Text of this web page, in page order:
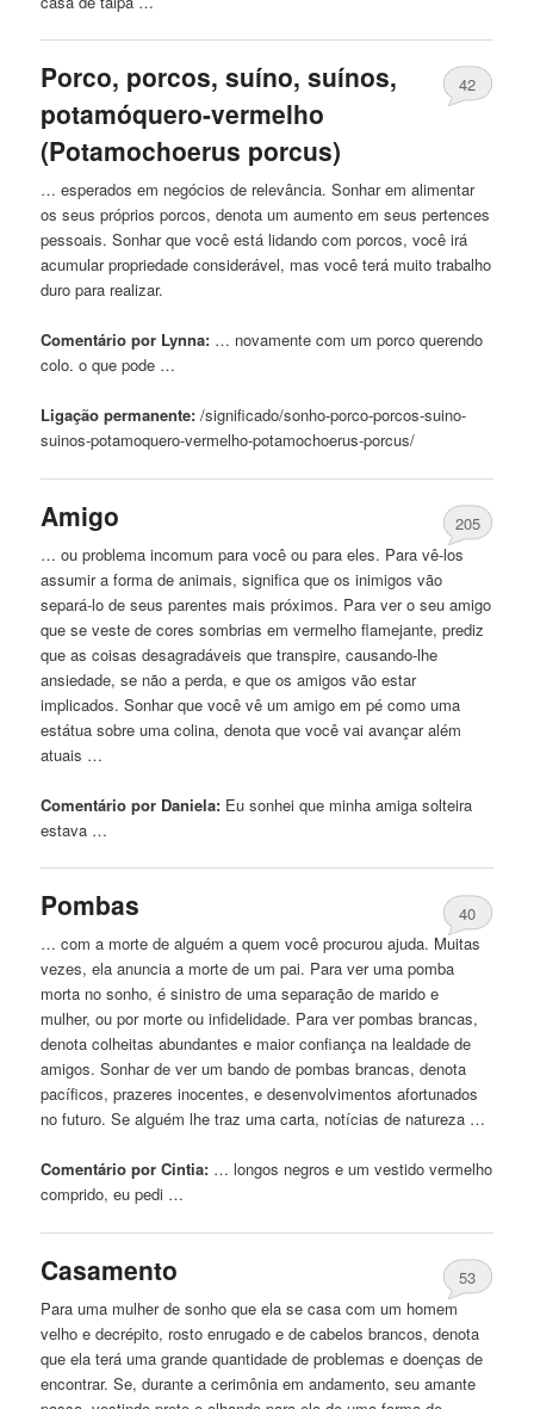
Porco, porcos, suíno, suínos,
potamóquero-vermelho
(Potamochoerus porcus)
42
… esperados em negócios de relevância. Sonhar em alimentar
os seus próprios porcos, denotaum aumento em seus pertences
pessoais. Sonharque você está lidando com porcos, você irá
acumular propriedade considerável, mas você terá muito trabalho
duro para realizar.
Comentário por Lynna: … novamente comum porco querendo
colo. oque pode …
Ligação permanente: /significado/sonho-porco-porcos-suino-
suinos-potamoquero-vermelho-potamochoerus-porcus/
Amigo
205
… ou problema incomum para você ou para eles. Para vê-los
assumir a forma de animais, significaque os inimigos vão
separá-lo de seus parentes mais próximos. Para ver o seu amigo
que se veste de cores sombrias emvermelho flamejante, prediz
que as coisas desagradáveis ​​que transpire, causando-lhe
ansiedade, se não a perda, eque os amigos vão estar
implicados. Sonharque você vêum amigo em pé como uma
estátua sobre uma colina, denotaque você vai avançar além
atuais …
Comentário por Daniela: Eu sonheique minha amiga solteira
estava …
Pombas
40
… com a morte de alguém a quem você procurou ajuda. Muitas
vezes, ela anuncia a morte deum pai. Para ver uma pomba
morta no sonho, é sinistro de uma separação de marido e
mulher, ou por morte ou infidelidade. Para ver pombas brancas,
denota colheitas abundantes e maior confiança na lealdade de
amigos. Sonhar de verum bando de pombas brancas, denota
pacíficos, prazeres inocentes, e desenvolvimentos afortunados
no futuro. Se alguém lhe traz uma carta, notícias de natureza …
Comentário por Cintia: … longos negros eum vestido vermelho
comprido, eu pedi …
Casamento
53
Para uma mulher de sonhoque ela se casa comum homem
velho e decrépito, rosto enrugado e de cabelos brancos, denota
que ela terá uma grande quantidade de problemas e doenças de
encontrar. Se, durante a cerimônia em andamento, seu amante